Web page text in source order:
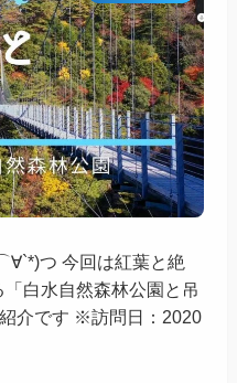
つ 今回は紅葉と絶
白水自然森林公園と吊
介です ※訪問日：2020